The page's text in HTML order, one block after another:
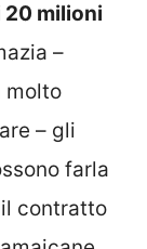
20 milioni
–
molto
– gli
farla
contratto